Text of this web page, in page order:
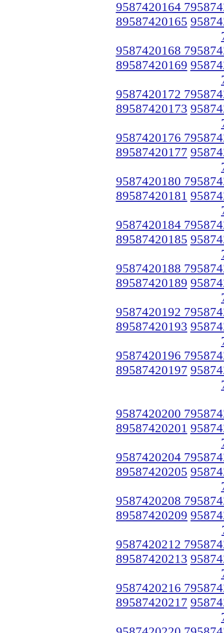
9587420164
89587420165
9587420168
89587420169
9587420172
89587420173
9587420176
89587420177
9587420180
89587420181
9587420184
89587420185
9587420188
89587420189
9587420192
89587420193
9587420196
89587420197
9587420200
89587420201
9587420204
89587420205
9587420208
89587420209
9587420212
89587420213
9587420216
89587420217